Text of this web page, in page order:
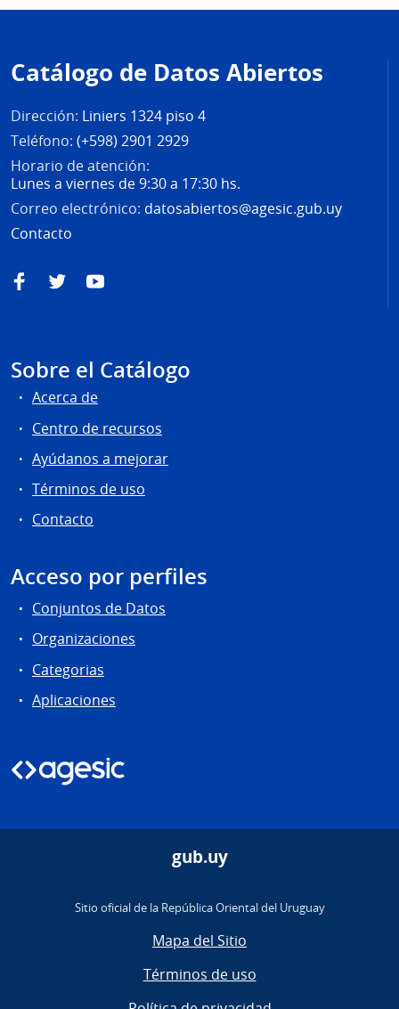
de
página
Catálogo de Datos Abiertos
Dirección: Liniers 1324 piso 4
Teléfono: (+598) 2901 2929
Horario de atención:
Lunes a viernes de 9:30 a 17:30 hs.
Correo electrónico: datosabiertos@agesic.gub.uy
Contacto
FacebookTwitterYouTube
Sobre el Catálogo
Acerca de
Centro de recursos
Ayúdanos a mejorar
Términos de uso
Contacto
Acceso por perfiles
Conjuntos de Datos
Organizaciones
Categorias
Aplicaciones
gub.uy
Sitio oficial de la República Oriental del Uruguay
Mapa del Sitio
Términos de uso